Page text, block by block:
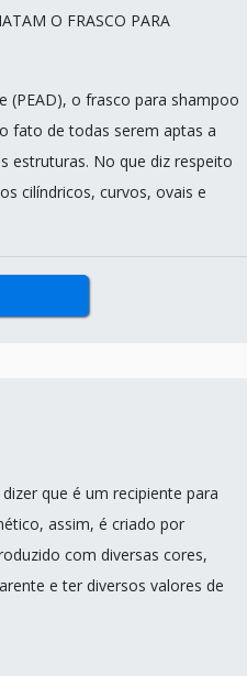
O FRASCO PARA
(PEAD), o frasco para shampoo
fato de todas serem aptas a
estruturas. No que diz respeito
cilíndricos, curvos, ovais e
que é um recipiente para
assim, é criado por
com diversas cores,
e ter diversos valores de